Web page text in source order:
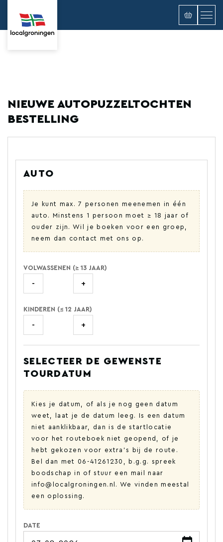
NIEUWE AUTOPUZZELTOCHTEN
BESTELLING
AUTO
Je kunt max. 7 personen meenemen in één
auto. Minstens 1 persoon moet ≥ 18 jaar of
ouder zijn. Wil je boeken voor een groep,
neem dan contact met ons op.
VOLWASSENEN (≥ 13 JAAR)
- +
KINDEREN (≤ 12 JAAR)
- +
SELECTEER DE GEWENSTE
TOURDATUM
Kies je datum, of als je nog geen datum
weet, laat je de datum leeg. Is een datum
niet aanklikbaar, dan is de startlocatie
voor het routeboek niet geopend, of je
hebt gekozen voor extra's bij de route.
Bel dan met 06-41261230, b.g.g. spreek
boodschap in of stuur een mail naar
info@localgroningen.nl. We vinden meestal
een oplossing.
DATE